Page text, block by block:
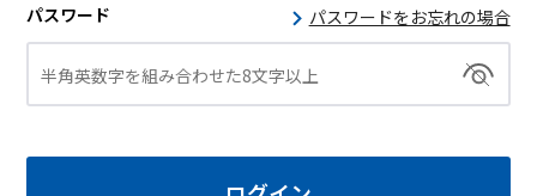
パスワード パスワードをお忘れの場合